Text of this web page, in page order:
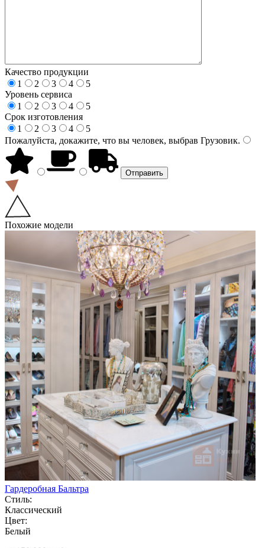
Качество продукции
1
2 3 4
5
Уровень сервиса
1
2 3 4
5
Срок изготовления
1
2 3 4
5
Пожалуйста, докажите, что вы человек, выбрав Грузовик.
Похожие модели
Гардеробная Бальтра
Стиль:
Классический
Цвет:
Белый